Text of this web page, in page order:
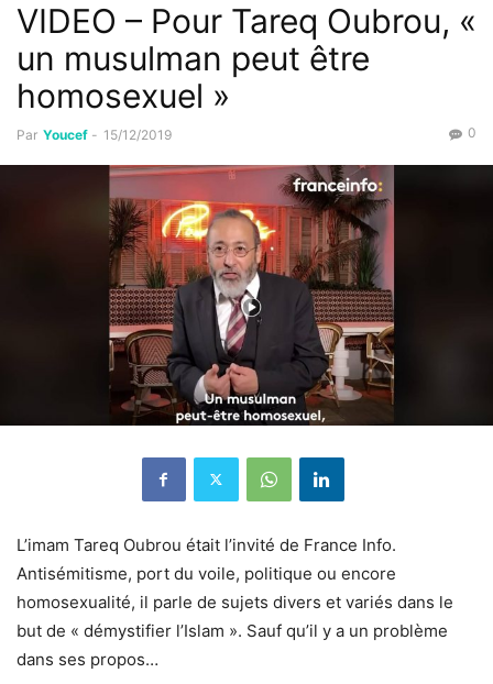
VIDEO – Pour Tareq Oubrou, «
un musulman peut être
homosexuel »
Par Youcef - 15/12/2019 0
L’imam Tareq Oubrou était l’invité de France Info.
Antisémitisme, port du voile, politique ou encore
homosexualité, il parle de sujets divers et variés dans le
but de « démystifier l’Islam ». Sauf qu’il y a un problème
dans ses propos…